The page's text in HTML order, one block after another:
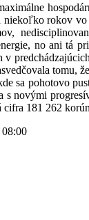
niekoľko rokov
no ani tá
tomu,
sa pohotovo
s novými
cifra 181 262
08:00